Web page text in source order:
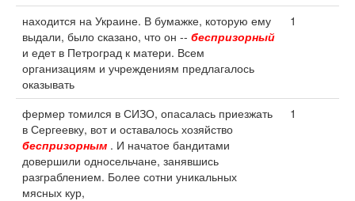
находится на Украине. В бумажке, которую ему
выдали, было сказано, что он -- беспризорный
и едет в Петроград к матери. Всем
организациям и учреждениям предлагалось
оказывать
1
фермер томился в СИЗО, опасалась приезжать
в Сергеевку, вот и оставалось хозяйство
беспризорным . И начатое бандитами
довершили односельчане, занявшись
разграблением. Более сотни уникальных
мясных кур,
1